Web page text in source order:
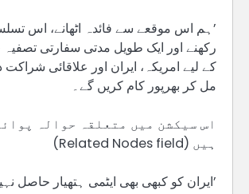
’ہم اس موقعے سے فائدہ اٹھانے، اس
رکھنے اور ایک طویل مدتی سفارتی
کے لیے امریکہ، ایران اور علاقائی
مل کر بھرپور کام کریں گے۔
اس سیکشن میں متعلقہ حوالہ
ہیں (Related Nodes field)
’ایران کو کبھی بھی ایٹمی ہتھیار حاصل